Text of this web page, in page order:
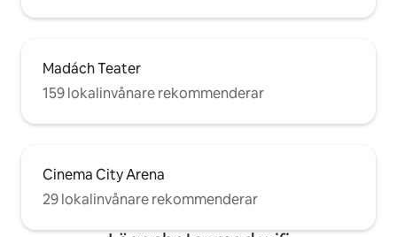
Madách Teater
159 lokalinvånare rekommenderar
Cinema City Arena
29 lokalinvånare rekommenderar